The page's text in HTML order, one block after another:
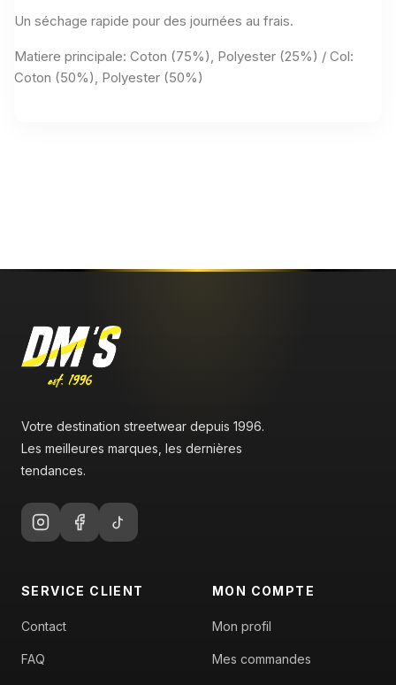
Un séchage rapide pour des journées au frais.
Matiere principale: Coton (75%), Polyester (25%) / Col:
Coton (50%), Polyester (50%)
Votre destination streetwear depuis 1996.
Les meilleures marques, les dernières
tendances.
SERVICE CLIENT
Contact
FAQ
MON COMPTE
Mon profil
Mes commandes